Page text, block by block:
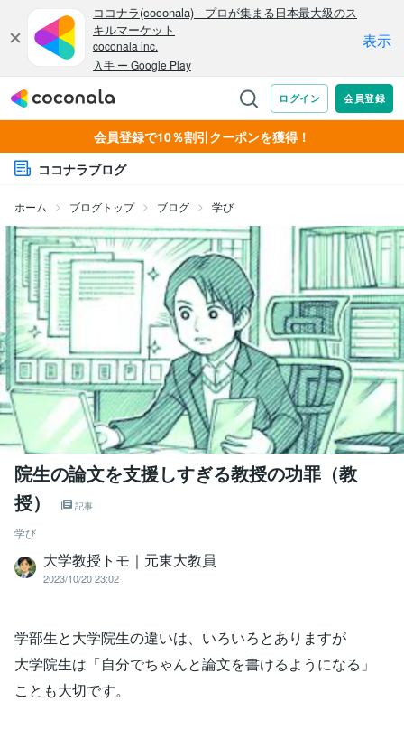
会員登録で10％割引クーポンを獲得！
ココナラブログ
ホーム ブログトップ ブログ 学び
院生の論文を支援しすぎる教授の功罪（教
授）
記事
学び
大学教授トモ｜元東大教員
2023/10/20 23:02
学部生と大学院生の違いは、いろいろとありますが
大学院生は「自分でちゃんと論文を書けるようになる」
ことも大切です。